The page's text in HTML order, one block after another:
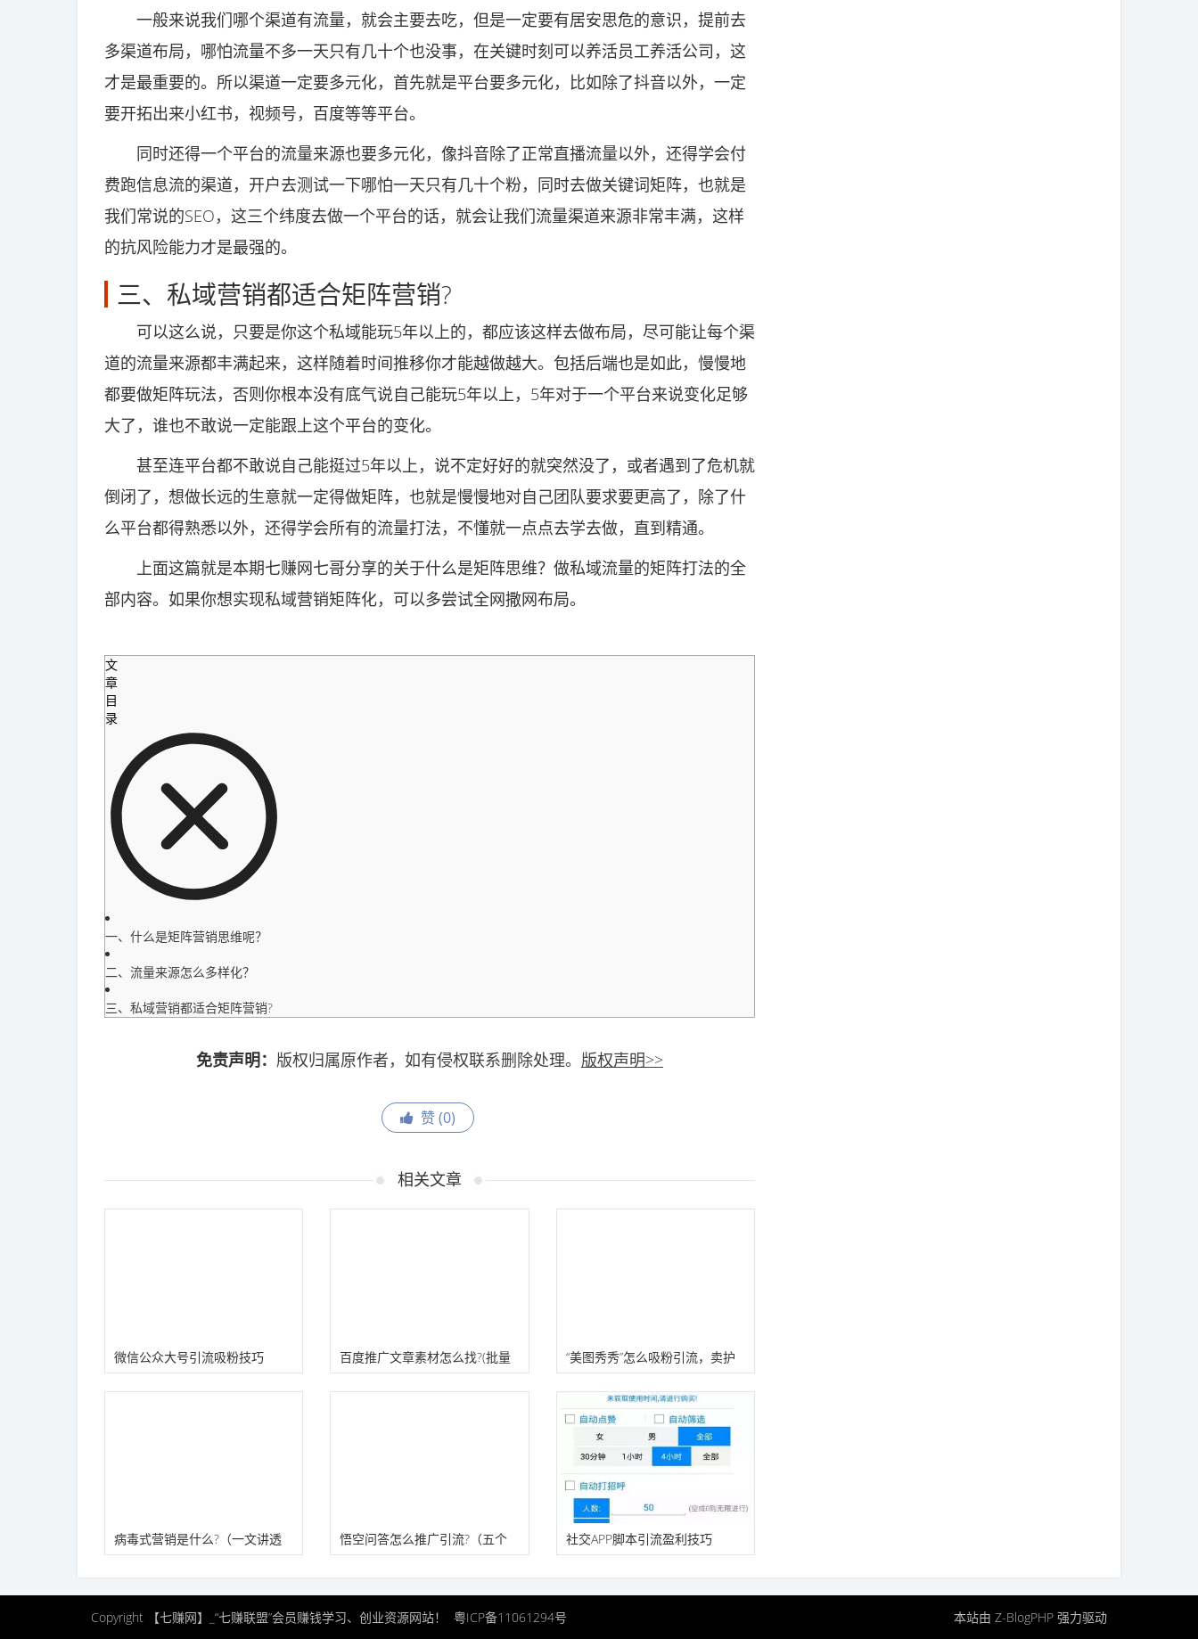
一般来说我们哪个渠道有流量，就会主要去吃，但是一定要有居安思危的意识，提前去
多渠道布局，哪怕流量不多一天只有几十个也没事，在关键时刻可以养活员工养活公司，这
才是最重要的。所以渠道一定要多元化，首先就是平台要多元化，比如除了抖音以外，一定
要开拓出来小红书，视频号，百度等等平台。
同时还得一个平台的流量来源也要多元化，像抖音除了正常直播流量以外，还得学会付
费跑信息流的渠道，开户去测试一下哪怕一天只有几十个粉，同时去做关键词矩阵，也就是
我们常说的SEO，这三个纬度去做一个平台的话，就会让我们流量渠道来源非常丰满，这样
的抗风险能力才是最强的。
三、私域营销都适合矩阵营销?
可以这么说，只要是你这个私域能玩5年以上的，都应该这样去做布局，尽可能让每个渠
道的流量来源都丰满起来，这样随着时间推移你才能越做越大。包括后端也是如此，慢慢地
都要做矩阵玩法，否则你根本没有底气说自己能玩5年以上，5年对于一个平台来说变化足够
大了，谁也不敢说一定能跟上这个平台的变化。
甚至连平台都不敢说自己能挺过5年以上，说不定好好的就突然没了，或者遇到了危机就
倒闭了，想做长远的生意就一定得做矩阵，也就是慢慢地对自己团队要求要更高了，除了什
么平台都得熟悉以外，还得学会所有的流量打法，不懂就一点点去学去做，直到精通。
上面这篇就是本期七赚网七哥分享的关于什么是矩阵思维？做私域流量的矩阵打法的全
部内容。如果你想实现私域营销矩阵化，可以多尝试全网撒网布局。
文
章
目
录
一、什么是矩阵营销思维呢？
二、流量来源怎么多样化？
三、私域营销都适合矩阵营销?
免责声明： 版权归属原作者，如有侵权联系删除处理。 版权声明>>
赞 (0)
相关文章
微信公众大号引流吸粉技巧
百度推广文章素材怎么找?(批量
原创)
“美图秀秀”怎么吸粉引流，卖护
肤品赚钱？
病毒式营销是什么?（一文讲透
悟空问答怎么推广引流?（五个
社交APP脚本引流盈利技巧
Copyright 【七赚网】_“七赚联盟”会员赚钱学习、创业资源网站！ 粤ICP备11061294号 本站由 Z-BlogPHP 强力驱动